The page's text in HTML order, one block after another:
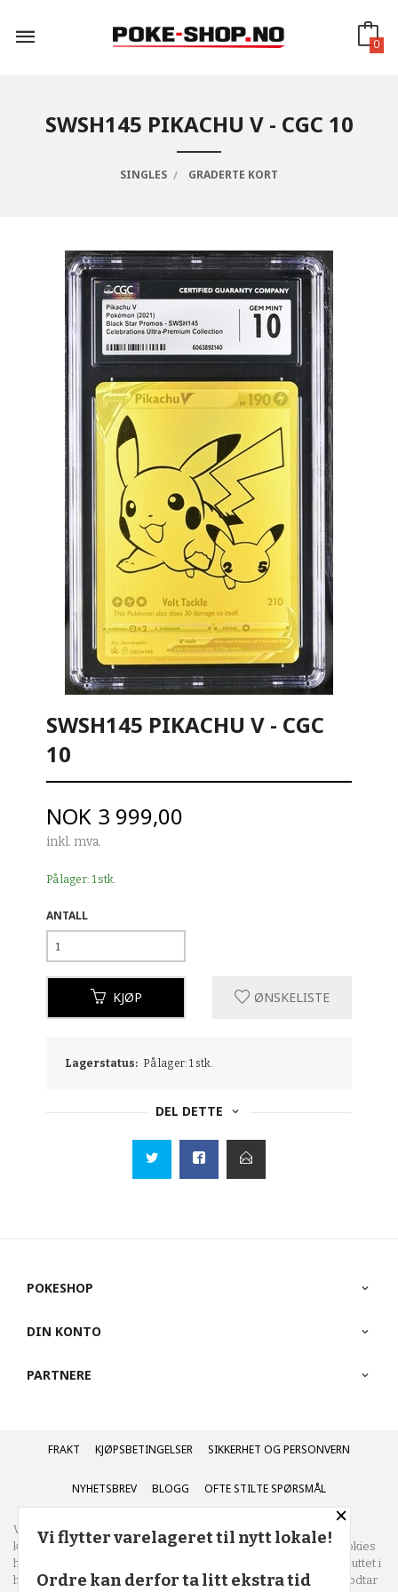
innholdet
0
SWSH145 PIKACHU V - CGC 10
SINGLES GRADERTE KORT
SWSH145 PIKACHU V - CGC
10
Pris
NOK 3 999,00
inkl. mva.
På lager: 1 stk.
ANTALL
KJØP ØNSKELISTE
Lagerstatus: På lager: 1 stk.
DEL DETTE
POKESHOP
DIN KONTO
PARTNERE
FRAKT KJØPSBETINGELSER SIKKERHET OG PERSONVERN
NYHETSBREV BLOGG OFTE STILTE SPØRSMÅL
Vår nettbutikk bruker cookies slik at du får en bedre
kjøpsopplevelse og vi kan yte deg bedre service. Vi bruker cookies
hovedsaklig til å lagre innloggingsdetaljer og huske hva du har puttet i
handlekurven din. Fortsett å bruke siden som normalt om du godtar
×
Vi flytter varelageret til nytt lokale!
Ordre kan derfor ta litt ekstra tid